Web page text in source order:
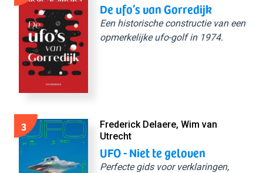
De ufo’s van Gorredijk
Een historische constructie van een
opmerkelijke ufo-golf in 1974.
3
Frederick Delaere, Wim van
Utrecht
UFO - Niet te geloven
Perfecte gids voor verklaringen,